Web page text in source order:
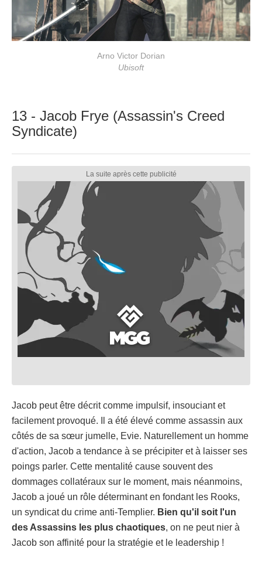
Arno Victor Dorian
Ubisoft
13 - Jacob Frye (Assassin's Creed
Syndicate)
Jacob peut être décrit comme impulsif, insouciant et
facilement provoqué. Il a été élevé comme assassin aux
côtés de sa sœur jumelle, Evie. Naturellement un homme
d'action, Jacob a tendance à se précipiter et à laisser ses
poings parler. Cette mentalité cause souvent des
dommages collatéraux sur le moment, mais néanmoins,
Jacob a joué un rôle déterminant en fondant les Rooks,
un syndicat du crime anti-Templier. Bien qu'il soit l'un
des Assassins les plus chaotiques, on ne peut nier à
Jacob son affinité pour la stratégie et le leadership !